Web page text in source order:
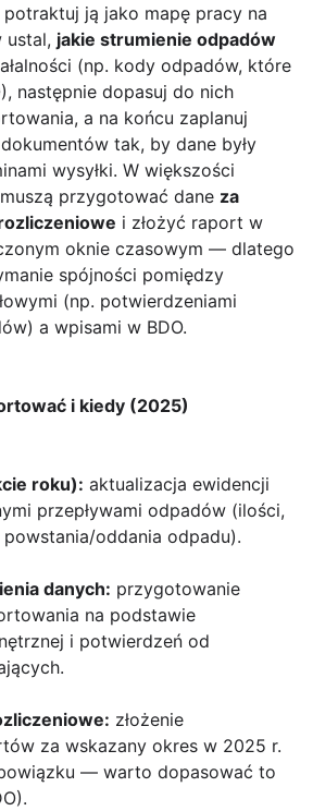
ją jako mapę pracy na
ustal, jakie strumienie odpadów
(np. kody odpadów, które
następnie dopasuj do nich
a na końcu zaplanuj
tak, by dane były
wysyłki. W większości
przygotować dane za
i złożyć raport w
oknie czasowym — dlatego
spójności pomiędzy
(np. potwierdzeniami
a wpisami w BDO.
i kiedy (2025)
roku): aktualizacja ewidencji
przepływami odpadów (ilości,
oddania odpadu).
danych: przygotowanie
na podstawie
i potwierdzeń od
złożenie
za wskazany okres w 2025 r.
— warto dopasować to